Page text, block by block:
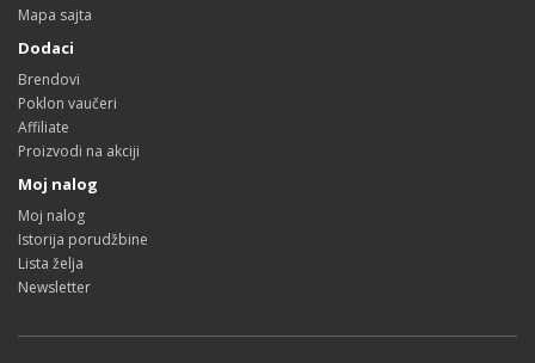
Mapa sajta
Dodaci
Brendovi
Poklon vaučeri
Affiliate
Proizvodi na akciji
Moj nalog
Moj nalog
Istorija porudžbine
Lista želja
Newsletter